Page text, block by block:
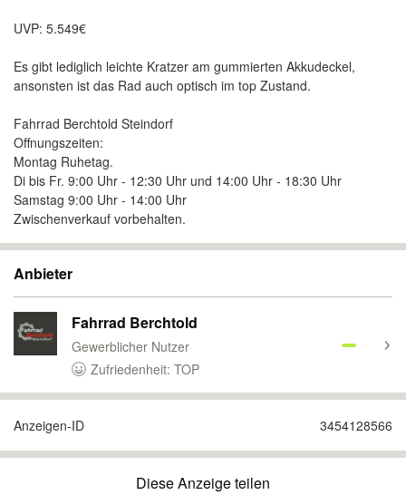
UVP: 5.549€
Es gibt lediglich leichte Kratzer am gummierten Akkudeckel,
ansonsten ist das Rad auch optisch im top Zustand.
Fahrrad Berchtold Steindorf
Offnungszeiten:
Montag Ruhetag.
Di bis Fr. 9:00 Uhr - 12:30 Uhr und 14:00 Uhr - 18:30 Uhr
Samstag 9:00 Uhr - 14:00 Uhr
Zwischenverkauf vorbehalten.
Anbieter
Fahrrad Berchtold
Gewerblicher Nutzer
Zufriedenheit: TOP
Anzeigen-ID 3454128566
Diese Anzeige teilen